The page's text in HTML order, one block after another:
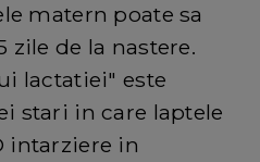
matern poate sa
zile de la nastere.
lactatiei" este
stari in care laptele
intarziere in